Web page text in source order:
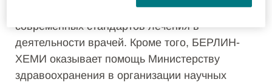
первых начала работать над применением
современных стандартов лечения в
деятельности врачей. Кроме того, БЕРЛИН-
ХЕМИ оказывает помощь Министерству
здравоохранения в организации научных